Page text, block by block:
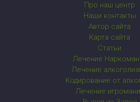
Про наш центр
Наши контакты
Автор сайта
Карта сайта
Статьи
Лечение
Лечение
Кодирование от
Лечение